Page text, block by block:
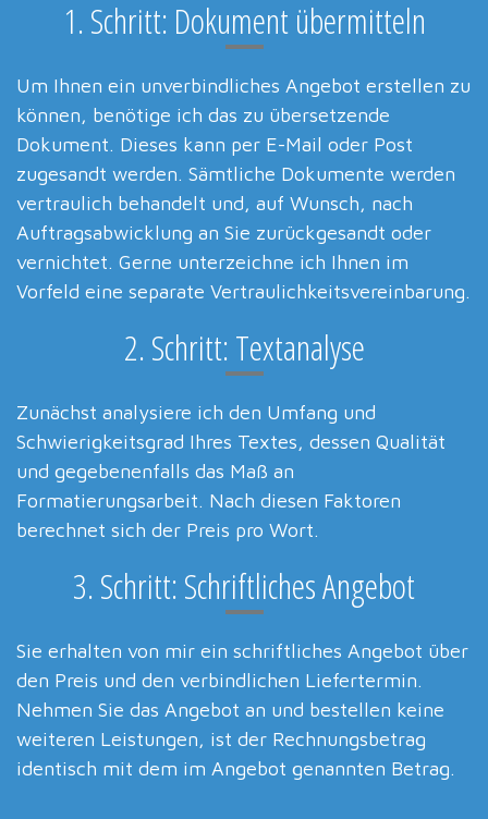
1. Schritt: Dokument übermitteln
Um Ihnen ein unverbindliches Angebot erstellen zu
können, benötige ich das zu übersetzende
Dokument. Dieses kann per E-Mail oder Post
zugesandt werden. Sämtliche Dokumente werden
vertraulich behandelt und, auf Wunsch, nach
Auftragsabwicklung an Sie zurückgesandt oder
vernichtet. Gerne unterzeichne ich Ihnen im
Vorfeld eine separate Vertraulichkeitsvereinbarung.
2. Schritt: Textanalyse
Zunächst analysiere ich den Umfang und
Schwierigkeitsgrad Ihres Textes, dessen Qualität
und gegebenenfalls das Maß an
Formatierungsarbeit. Nach diesen Faktoren
berechnet sich der Preis pro Wort.
3. Schritt: Schriftliches Angebot
Sie erhalten von mir ein schriftliches Angebot über
den Preis und den verbindlichen Liefertermin.
Nehmen Sie das Angebot an und bestellen keine
weiteren Leistungen, ist der Rechnungsbetrag
identisch mit dem im Angebot genannten Betrag.